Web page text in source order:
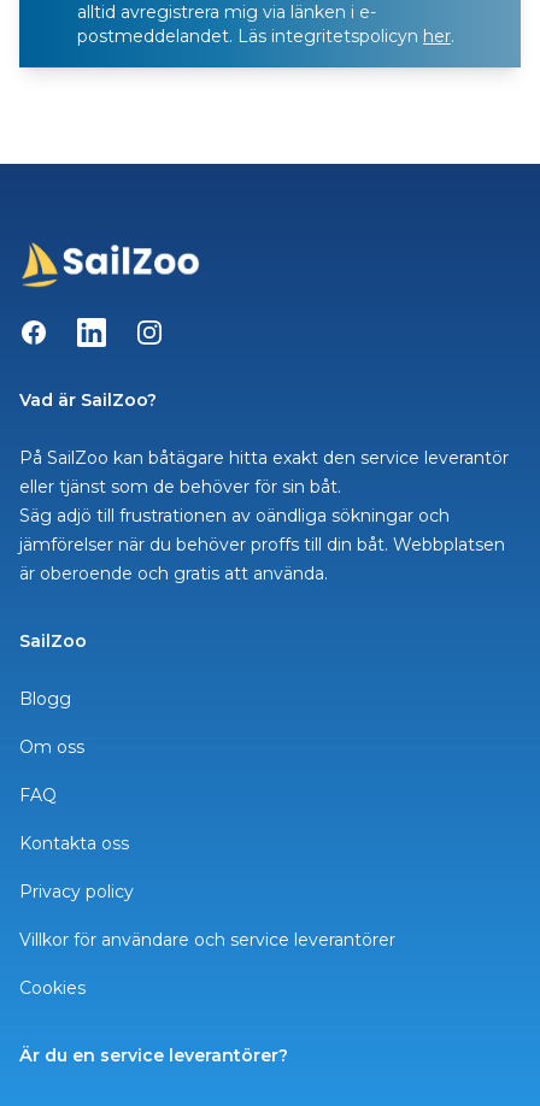
alltid avregistrera mig via länken i e-
postmeddelandet. Läs integritetspolicyn her.
FacebookLinkedInInstagram
Vad är SailZoo?
På SailZoo kan båtägare hitta exakt den service leverantör
eller tjänst som de behöver för sin båt.
Säg adjö till frustrationen av oändliga sökningar och
jämförelser när du behöver proffs till din båt. Webbplatsen
är oberoende och gratis att använda.
SailZoo
Blogg
Om oss
FAQ
Kontakta oss
Privacy policy
Villkor för användare och service leverantörer
Cookies
Är du en service leverantörer?